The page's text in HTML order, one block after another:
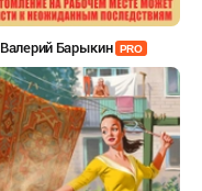
Валерий Барыкин PRO